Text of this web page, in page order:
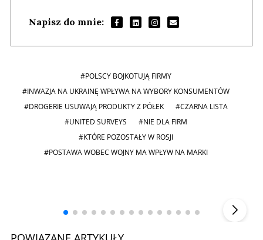
Napisz do mnie:
#POLSCY BOJKOTUJĄ FIRMY
#INWAZJA NA UKRAINĘ WPŁYWA NA WYBORY KONSUMENTÓW
#DROGERIE USUWAJĄ PRODUKTY Z PÓŁEK
#CZARNA LISTA
#UNITED SURVEYS
#NIE DLA FIRM
#KTÓRE POZOSTAŁY W ROSJI
#POSTAWA WOBEC WOJNY MA WPŁYW NA MARKI